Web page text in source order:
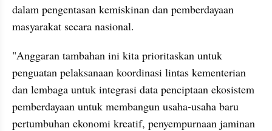
dalam pengentasan kemiskinan dan pemberdayaan
masyarakat secara nasional.
"Anggaran tambahan ini kita prioritaskan untuk
penguatan pelaksanaan koordinasi lintas kementerian
dan lembaga untuk integrasi data penciptaan ekosistem
pemberdayaan untuk membangun usaha-usaha baru
pertumbuhan ekonomi kreatif, penyempurnaan jaminan